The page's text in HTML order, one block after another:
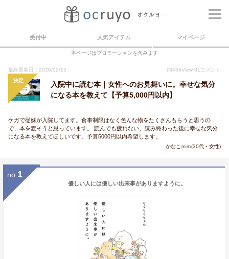
受付中 人気アイテム マイページ
本ページはプロモーションを含みます
最終更新日：2026/02/15 73456View 31 コメント
決定
入院中に読む本｜女性へのお見舞いに。幸せな気分
になる本を教えて【予算5,000円以内】
ケガで従妹が入院してます。食事制限はなく色んな物をたくさんもらうと思うの
で、本を渡そうと思っています。 読んでも疲れない、読み終わった後に幸せな気分
になる本を教えてほしいです。予算5000円以内希望します。
かなこｍｍ(30代・女性)
no. 1
優しい人には優しい出来事がありますように。